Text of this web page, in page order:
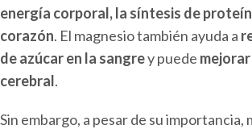
energía corporal, la síntesis de
corazón. El magnesio también ayuda a
de azúcar en la sangrey puede
cerebral.
Sin embargo, a pesar de su importancia,